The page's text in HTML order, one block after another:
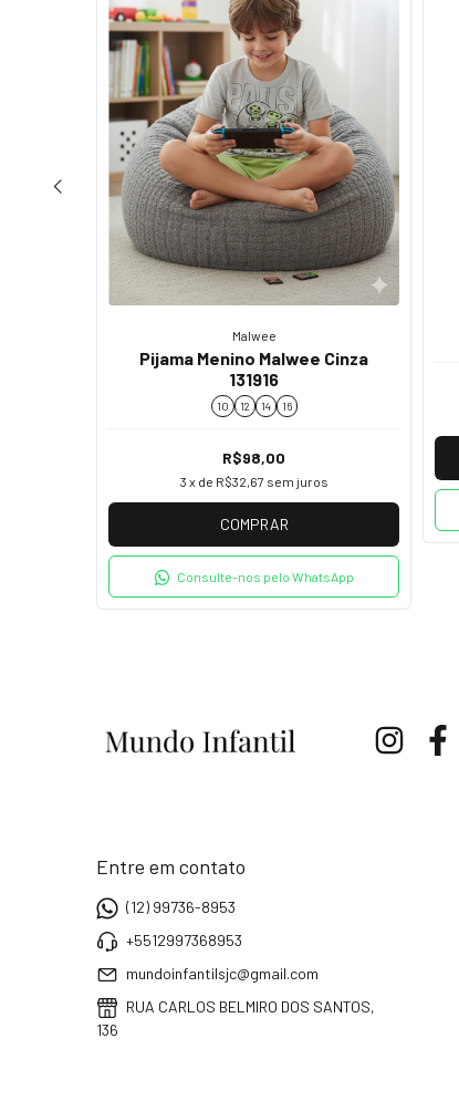
Malwee
Pijama Menino Malwee Cinza
131916
10 12 14 16
R$98,00
3 x de R$32,67 sem juros
COMPRAR
Consulte-nos pelo WhatsApp
Entre em contato
(12) 99736-8953
+5512997368953
mundoinfantilsjc@gmail.com
RUA CARLOS BELMIRO DOS SANTOS,
136